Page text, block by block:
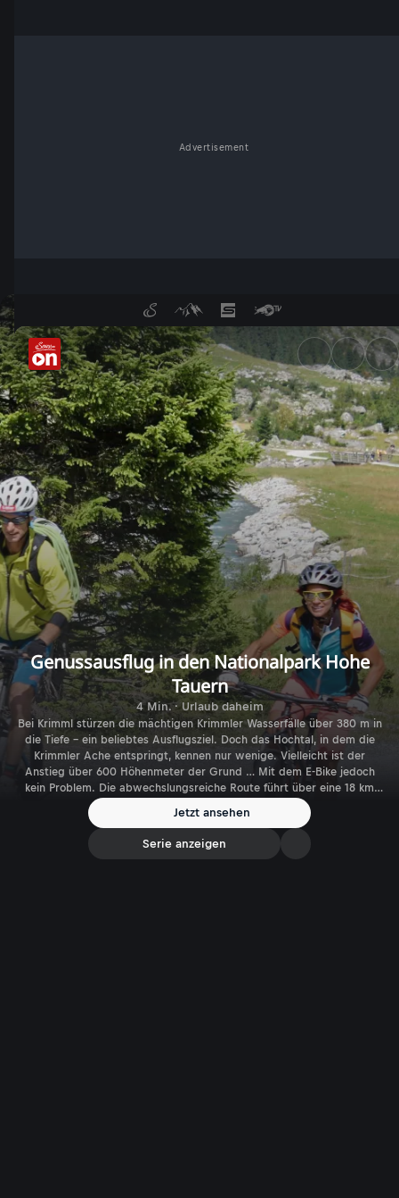
Advertisement
E-Bike Tour in den
Genussausflug in den Nationalpark Hohe
Tauern
4 Min. · Urlaub daheim
Bei Krimml stürzen die mächtigen Krimmler Wasserfälle über 380 m in
die Tiefe – ein beliebtes Ausflugsziel. Doch das Hochtal, in dem die
Krimmler Ache entspringt, kennen nur wenige. Vielleicht ist der
Anstieg über 600 Höhenmeter der Grund … Mit dem E-Bike jedoch
kein Problem. Die abwechslungsreiche Route führt über eine 18 km
lange Forststraße immer entlang der Ache, die – wie die zahlreichen
Almen – zum Rasten einlädt.
Jetzt ansehen
Serie anzeigen